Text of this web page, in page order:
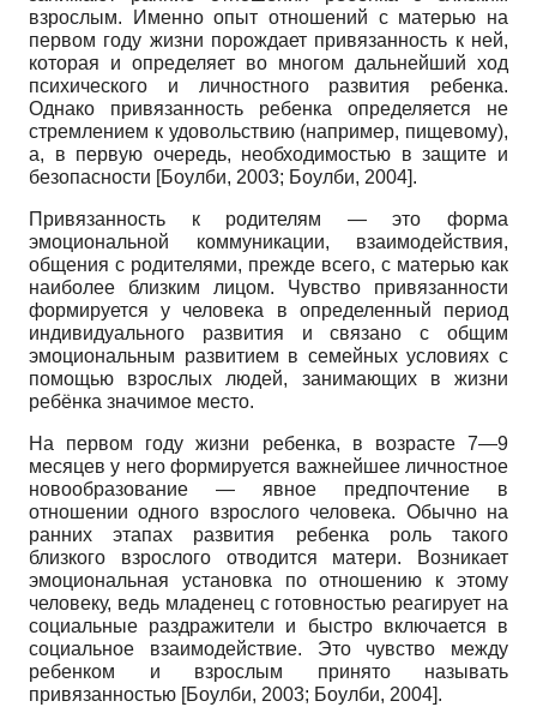
взрослым. Именно опыт отношений с матерью на
первом году жизни порождает привязанность к ней,
которая и определяет во многом дальнейший ход
психического и личностного развития ребенка.
Однако привязанность ребенка определяется не
стремлением к удовольствию (например, пищевому),
а, в первую очередь, необходимостью в защите и
безопасности [Боулби, 2003; Боулби, 2004].
Привязанность к родителям — это форма
эмоциональной коммуникации, взаимодействия,
общения с родителями, прежде всего, с матерью как
наиболее близким лицом. Чувство привязанности
формируется у человека в определенный период
индивидуального развития и связано с общим
эмоциональным развитием в семейных условиях с
помощью взрослых людей, занимающих в жизни
ребёнка значимое место.
На первом году жизни ребенка, в возрасте 7—9
месяцев у него формируется важнейшее личностное
новообразование — явное предпочтение в
отношении одного взрослого человека. Обычно на
ранних этапах развития ребенка роль такого
близкого взрослого отводится матери. Возникает
эмоциональная установка по отношению к этому
человеку, ведь младенец с готовностью реагирует на
социальные раздражители и быстро включается в
социальное взаимодействие. Это чувство между
ребенком и взрослым принято называть
привязанностью [Боулби, 2003; Боулби, 2004].